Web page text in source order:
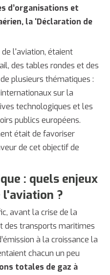
d’organisations et
la ‘Déclaration de
l'aviation, étaient
des tables rondes et des
plusieurs thématiques :
sur la
technologiques et les
publics européens.
était de favoriser
de cet objectif de
: quels enjeux
l'aviation ?
avant la crise de la
des transports maritimes
à la croissance la
chacun un peu
totales de gaz à